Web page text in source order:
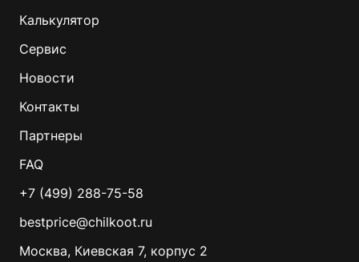
Калькулятор
Сервис
Новости
Контакты
Партнеры
FAQ
+7 (499) 288-75-58
bestprice@chilkoot.ru
Москва, Киевская 7, корпус 2